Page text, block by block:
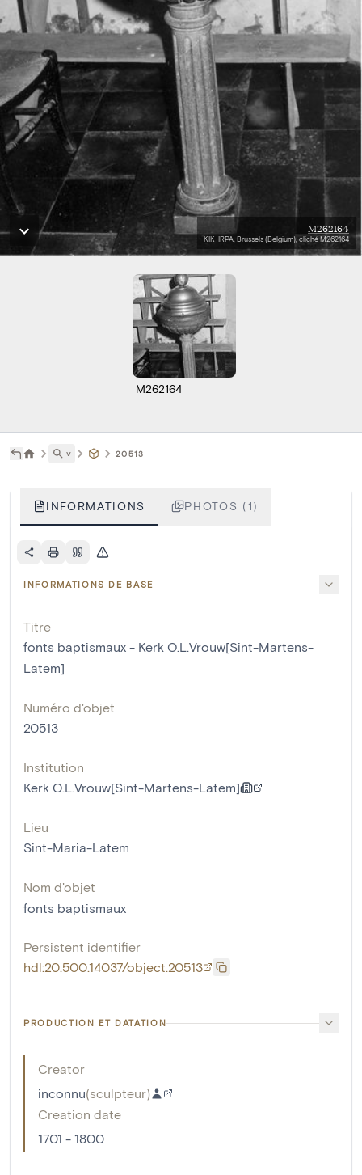
M262164
KIK-IRPA, Brussels (Belgium), cliché M262164
M262164
˅ 20513
INFORMATIONS PHOTOS (1)
INFORMATIONS DE BASE
Titre
fonts baptismaux - Kerk O.L.Vrouw[Sint-Martens-
Latem]
Numéro d'objet
20513
Institution
Kerk O.L.Vrouw[Sint-Martens-Latem]
Lieu
Sint-Maria-Latem
Nom d'objet
fonts baptismaux
Persistent identifier
hdl:20.500.14037/object.20513
PRODUCTION ET DATATION
Creator
inconnu(sculpteur)
Creation date
1701 - 1800